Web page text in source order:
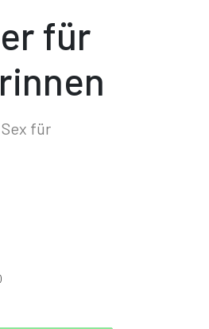
für
für